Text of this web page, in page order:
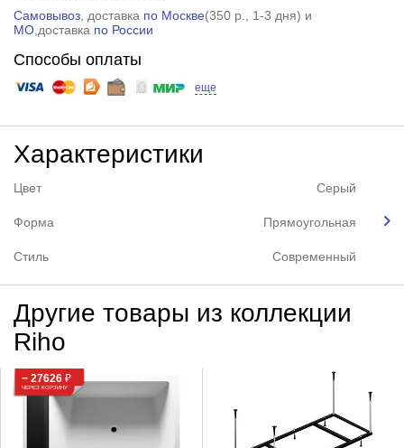
Самовывоз, доставка по Москве(350 р.
, 1-3 дня) и
МО,доставка по России
Способы оплаты
еще
Характеристики
Цвет Серый
Форма Прямоугольная
Стиль Современный
Другие товары из коллекции
Riho
− 27626 ₽
ЧЕРЕЗ КОРЗИНУ